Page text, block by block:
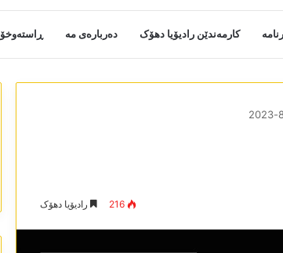
کارمەندێن رادیۆیا دھۆک دەربارەی مە ڕاستەوخۆ
216 رادیۆیا دھۆک